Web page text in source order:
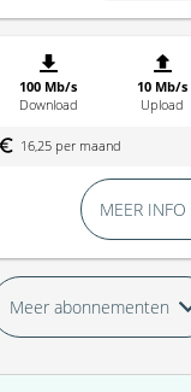
100 Mb/s
Download
10 Mb/s
Upload
16,25 per maand
MEER INFO
Meer abonnementen